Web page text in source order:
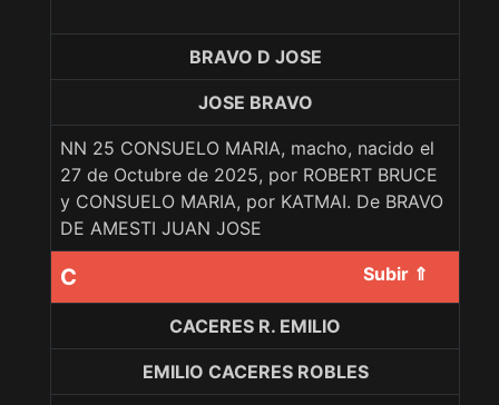
BRAVO D JOSE
JOSE BRAVO
NN 25 CONSUELO MARIA, macho, nacido el
27 de Octubre de 2025, por ROBERT BRUCE
y CONSUELO MARIA, por KATMAI. De BRAVO
DE AMESTI JUAN JOSE
C Subir ⇑
CACERES R. EMILIO
EMILIO CACERES ROBLES